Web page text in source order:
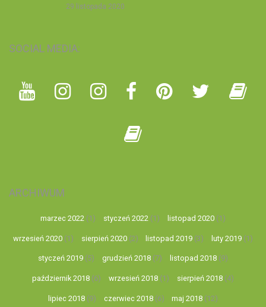
29 listopada 2020
SOCIAL MEDIA:
ARCHIWUM
marzec 2022 (1) styczeń 2022 (1) listopad 2020(1)
wrzesień 2020(1) sierpień 2020(2) listopad 2019 (3) luty 2019 (1)
styczeń 2019 (5) grudzień 2018 (7) listopad 2018(9)
październik 2018 (6) wrzesień 2018 (1) sierpień 2018(4)
lipiec 2018(9) czerwiec 2018(6) maj 2018 (12)